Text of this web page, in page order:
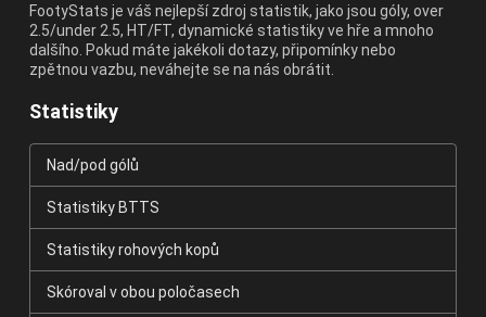
FootyStats je váš nejlepší zdroj statistik, jako jsou góly, over
2.5/under 2.5, HT/FT, dynamické statistiky ve hře a mnoho
dalšího. Pokud máte jakékoli dotazy, připomínky nebo
zpětnou vazbu, neváhejte se na nás obrátit.
Statistiky
Nad/pod gólů
Statistiky BTTS
Statistiky rohových kopů
Skóroval v obou poločasech